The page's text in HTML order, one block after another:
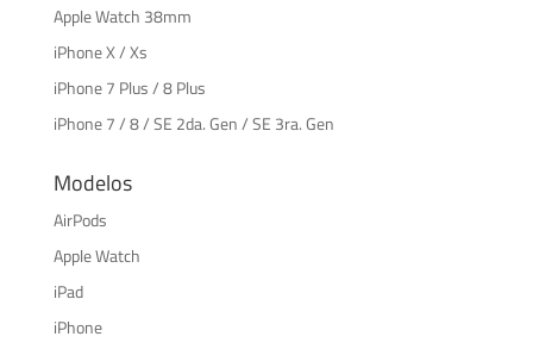
Apple Watch 38mm
iPhone X / Xs
iPhone 7 Plus / 8 Plus
iPhone 7 / 8 / SE 2da. Gen / SE 3ra. Gen
Modelos
AirPods
Apple Watch
iPad
iPhone